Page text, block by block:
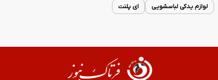
لوازم یدکی لباسشویی ای پلنت